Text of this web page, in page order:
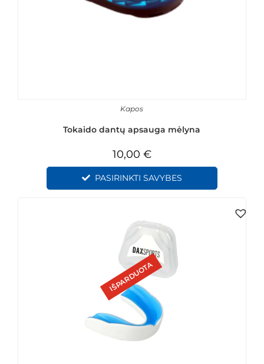
Kapos
Tokaido dantų apsauga mėlyna
10,00 €
PASIRINKTI SAVYBES
IŠPARDUOTA